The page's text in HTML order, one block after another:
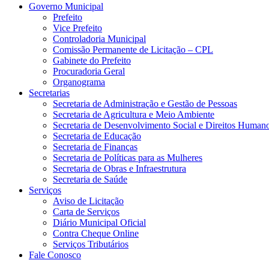
Governo Municipal
Prefeito
Vice Prefeito
Controladoria Municipal
Comissão Permanente de Licitação – CPL
Gabinete do Prefeito
Procuradoria Geral
Organograma
Secretarias
Secretaria de Administração e Gestão de Pessoas
Secretaria de Agricultura e Meio Ambiente
Secretaria de Desenvolvimento Social e Direitos
Secretaria de Educação
Secretaria de Finanças
Secretaria de Políticas para as Mulheres
Secretaria de Obras e Infraestrutura
Secretaria de Saúde
Serviços
Aviso de Licitação
Carta de Serviços
Diário Municipal Oficial
Contra Cheque Online
Serviços Tributários
Fale Conosco